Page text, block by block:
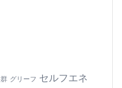
グリーフ セルフエネ